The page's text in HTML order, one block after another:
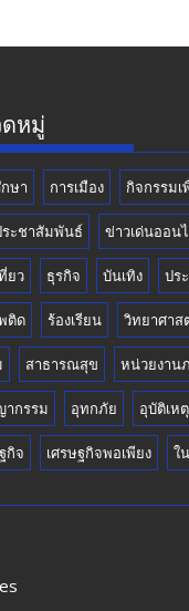
หมู่
ษา การเมือง กิจกรรม
ะชาสัมพันธ์ ข่าวเด่นออน
ยว ธุรกิจ บันเทิง ปร
ติด ร้องเรียน วิทยาศาส
สาธารณสุข หน่วยงาน
ากรรม อุทกภัย อุบัติเหตุ
กิจ เศรษฐกิจพอเพียง ใ